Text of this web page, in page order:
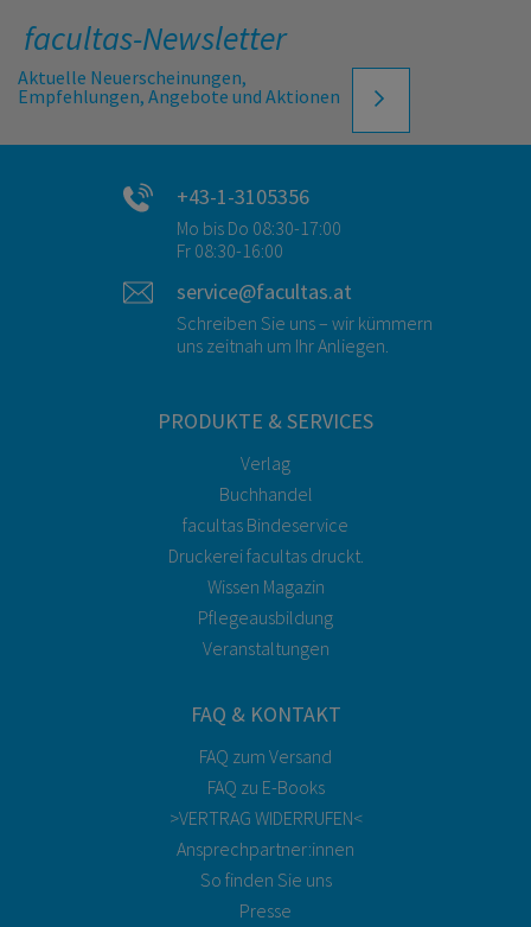
facultas-Newsletter
Aktuelle Neuerscheinungen,
Empfehlungen, Angebote und Aktionen
+43-1-3105356
Mo bis Do 08:30-17:00
Fr 08:30-16:00
service@facultas.at
Schreiben Sie uns – wir kümmern
uns zeitnah um Ihr Anliegen.
PRODUKTE & SERVICES
Verlag
Buchhandel
facultas Bindeservice
Druckerei facultas druckt.
Wissen Magazin
Pflegeausbildung
Veranstaltungen
FAQ & KONTAKT
FAQ zum Versand
FAQ zu E-Books
>VERTRAG WIDERRUFEN<
Ansprechpartner:innen
So finden Sie uns
Presse